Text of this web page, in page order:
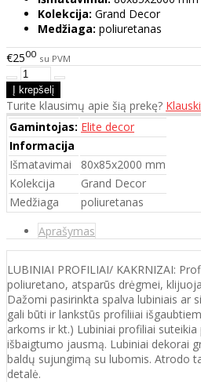
Kolekcija: Grand Decor
Medžiaga: poliuretanas
€2500 su PVM
Turite klausimų apie šią prekę?
Gamintojas: Elite decor
Informacija
Išmatavimai
80x85x2000 mm
Kolekcija
Grand Decor
Medžiaga
poliuretanas
Aprašymas
LUBINIAI PROFILIAI/ KAKRNIZAI:
poliuretano, atsparūs drėgmei,
Dažomi pasirinkta spalva lubiniais ar
gali būti ir lankstūs profiliiai
arkoms ir kt.) Lubiniai profiliai
išbaigtumo jausmą. Lubiniai dekorai
baldų sujungimą su lubomis. Atrodo
detalė.